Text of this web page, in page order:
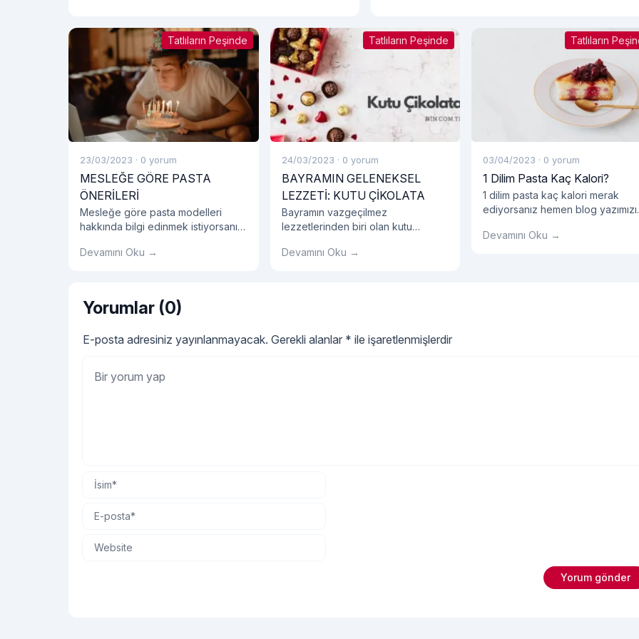
Tatlıların Peşinde
23/03/2023 · 0 yorum
MESLEĞE GÖRE PASTA
ÖNERİLERİ
Mesleğe göre pasta modelleri
hakkında bilgi edinmek istiyorsanız
Devamını Oku →
Tatlıların Peşinde
24/03/2023 · 0 yorum
BAYRAMIN GELENEKSEL
LEZZETİ: KUTU ÇİKOLATA
Bayramın vazgeçilmez
lezzetlerinden biri olan kutu
hediyeleşme geleneğimizin önemli
Devamını Oku →
Tatlıların
03/04/2023 · 0 yorum
1 Dilim Pasta Kaç Kalori?
1 dilim pasta kaç kalori merak
ediyorsanız hemen blog yazımızı
Devamını Oku →
Yorumlar (0)
E-posta adresiniz yayınlanmayacak. Gerekli alanlar * ile işaretlenmişlerdir